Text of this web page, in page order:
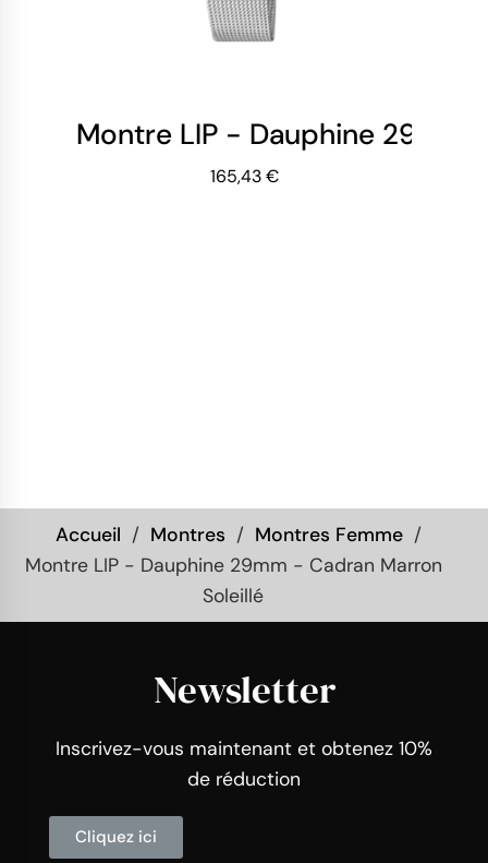
Montre LIP - Dauphine 29mm
165,43 €
Accueil Montres
Montres Femme
Montre LIP - Dauphine 29mm - Cadran Marron
Soleillé
Newsletter
Inscrivez-vous maintenant et obtenez 10%
de réduction
Cliquez ici